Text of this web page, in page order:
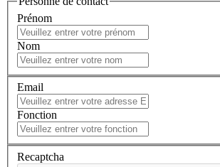
Prénom
Nom
Email
Fonction
Recaptcha